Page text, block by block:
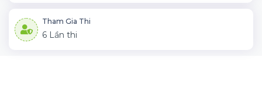
Tham Gia Thi
6 Lần thi